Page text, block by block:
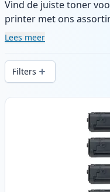
Vind de juiste toner
printer met ons
en high-yield cartridges.
levering vanuit lokale
Lees meer
Filters
Producten